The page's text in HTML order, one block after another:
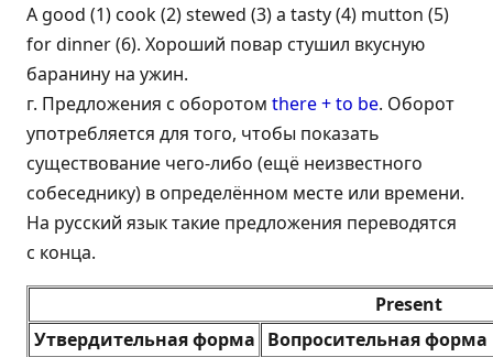
A good (1) cook (2) stewed (3) a tasty (4) mutton (5)
for dinner (6). Хороший повар стушил вкусную
баранину на ужин.
г. Предложения с оборотом there + to be. Оборот
употребляется для того, чтобы показать
существование чего-либо (ещё неизвестного
собеседнику) в определённом месте или времени.
На русский язык такие предложения переводятся
с конца.
Present
Утвердительная форма Вопросительная форма